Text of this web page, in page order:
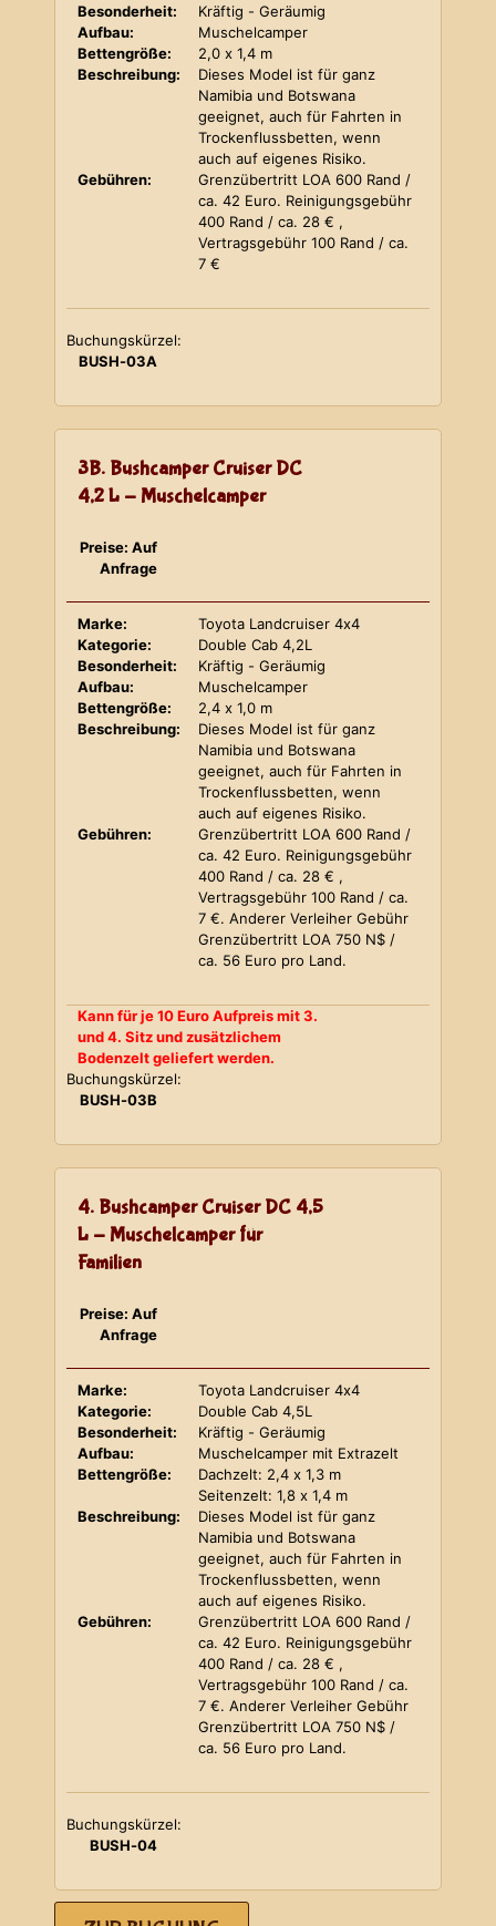
Besonderheit:
Kräftig - Geräumig
Aufbau:
Muschelcamper
Bettengröße:
2,0 x 1,4 m
Beschreibung:
Dieses Model ist für ganz
Namibia und Botswana
geeignet, auch für Fahrten in
Trockenflussbetten, wenn
auch auf eigenes Risiko.
Gebühren:
Grenzübertritt LOA 600 Rand /
ca. 42 Euro. Reinigungsgebühr
400 Rand / ca. 28 € ,
Vertragsgebühr 100 Rand / ca.
7 €
Buchungskürzel:
BUSH-03A
3B. Bushcamper Cruiser DC
4,2 L - Muschelcamper
Preise: Auf
Anfrage
Marke:
Toyota Landcruiser 4x4
Kategorie:
Double Cab 4,2L
Besonderheit:
Kräftig - Geräumig
Aufbau:
Muschelcamper
Bettengröße:
2,4 x 1,0 m
Beschreibung:
Dieses Model ist für ganz
Namibia und Botswana
geeignet, auch für Fahrten in
Trockenflussbetten, wenn
auch auf eigenes Risiko.
Gebühren:
Grenzübertritt LOA 600 Rand /
ca. 42 Euro. Reinigungsgebühr
400 Rand / ca. 28 € ,
Vertragsgebühr 100 Rand / ca.
7 €. Anderer Verleiher Gebühr
Grenzübertritt LOA 750 N$ /
ca. 56 Euro pro Land.
Kann für je 10 Euro Aufpreis mit 3.
und 4. Sitz und zusätzlichem
Bodenzelt geliefert werden.
Buchungskürzel:
BUSH-03B
4. Bushcamper Cruiser DC 4,5
L - Muschelcamper für
Familien
Preise: Auf
Anfrage
Marke:
Toyota Landcruiser 4x4
Kategorie:
Double Cab 4,5L
Besonderheit:
Kräftig - Geräumig
Aufbau:
Muschelcamper mit Extrazelt
Bettengröße:
Dachzelt: 2,4 x 1,3 m
Seitenzelt: 1,8 x 1,4 m
Beschreibung:
Dieses Model ist für ganz
Namibia und Botswana
geeignet, auch für Fahrten in
Trockenflussbetten, wenn
auch auf eigenes Risiko.
Gebühren:
Grenzübertritt LOA 600 Rand /
ca. 42 Euro. Reinigungsgebühr
400 Rand / ca. 28 € ,
Vertragsgebühr 100 Rand / ca.
7 €. Anderer Verleiher Gebühr
Grenzübertritt LOA 750 N$ /
ca. 56 Euro pro Land.
Buchungskürzel:
BUSH-04